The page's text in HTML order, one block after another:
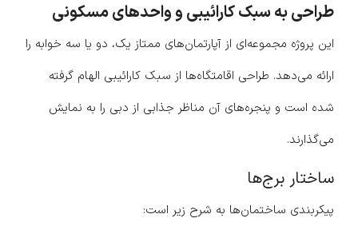
طراحی به سبک کارائیبی و واحدهای مسکونی
این پروژه مجموعه‌ای از آپارتمان‌های ممتاز یک، دو یا سه خوابه را
ارائه می‌دهد. طراحی اقامتگاه‌ها از سبک کارائیبی الهام گرفته
شده است و پنجره‌های آن مناظر جذابی از دبی را به نمایش
می‌گذارند.
ساختار برج‌ها
پیکربندی ساختمان‌ها به شرح زیر است: